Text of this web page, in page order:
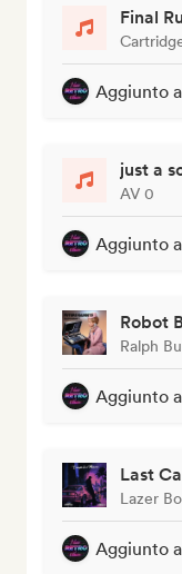
Final
Aggiunto
just a
AV 0
Aggiunto
Robot
Ralph
Aggiunto
Last
Lazer
Aggiunto